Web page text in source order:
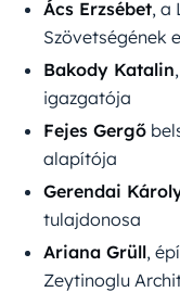
Ács Erzsébet, a
Szövetségének
Bakody Katalin
igazgatója
Fejes Gergő
alapítója
Gerendai
tulajdonosa
Ariana Grüll,
Zeytinoglu